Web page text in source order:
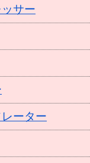
サー
ーター